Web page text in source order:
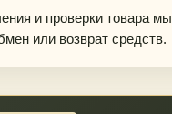
и проверки товара мы
или возврат средств.